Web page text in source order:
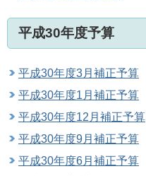
平成30年度予算
平成30年度3月補正予算
平成30年度1月補正予算
平成30年度12月補正予算
平成30年度9月補正予算
平成30年度6月補正予算